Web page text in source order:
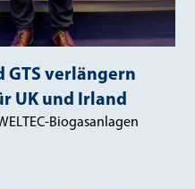
GTS verlängern
UK und Irland
Biogasanlagen